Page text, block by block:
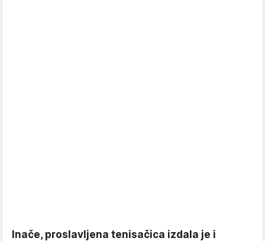
Inače, proslavljena tenisačica izdala je i